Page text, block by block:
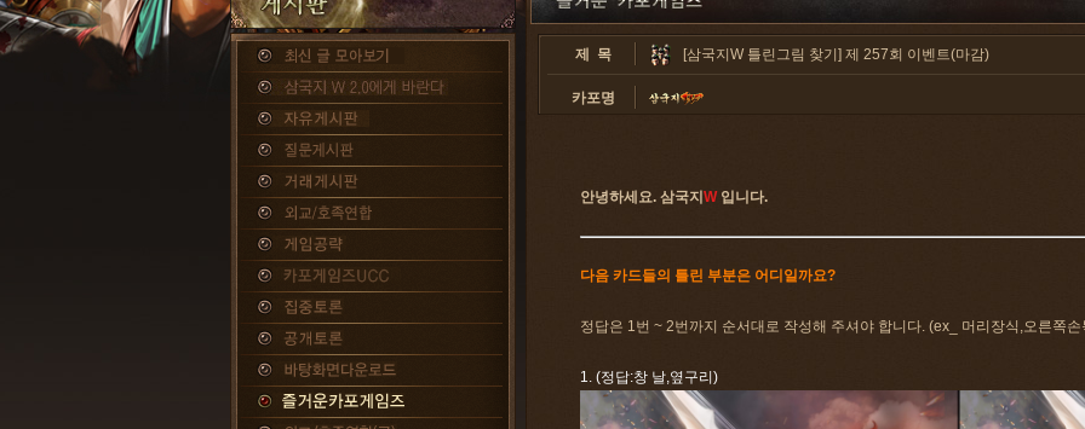
제 목 [삼국지W 틀린그림 찾기] 제 257회 이벤트(마감)
카포명
안녕하세요. 삼국지 W입니다.
다음 카드들의 틀린 부분은 어디일까요?
정답은 1번 ~ 2번까지 순서대로 작성해 주셔야 합니다. (ex_ 머리장식,오른쪽손
1. (정답:창 날,옆구리)